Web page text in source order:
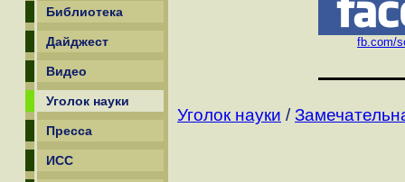
Библиотека
Дайджест
Видео
Уголок науки
Пресса
ИСС
fb.com/
Уголок науки /